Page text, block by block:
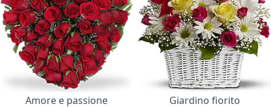
Amore e passione
Giardino fiorito